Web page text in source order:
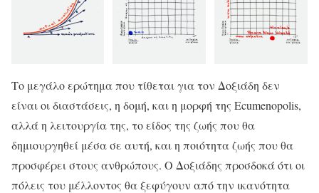
Το μεγάλο ερώτημα που τίθεται για τον Δοξιάδη δεν
είναι οι διαστάσεις, η δομή, και η μορφή της Ecumenopolis,
αλλά η λειτουργία της, το είδος της ζωής που θα
δημιουργηθεί μέσα σε αυτή, και η ποιότητα ζωής που θα
προσφέρει στους ανθρώπους. Ο Δοξιάδης προσδοκά ότι οι
πόλεις του μέλλοντος θα ξεφύγουν από την ικανότητα